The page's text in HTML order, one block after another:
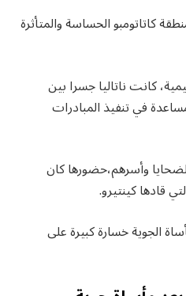
كاتاتومبو الحساسة والمتأثرة
كانت ناتاليا جسرا بين
في تنفيذ المبادرات
وأسرهم،حضورها كان
قادها كينتيرو.
الجوية خسارة كبيرة على